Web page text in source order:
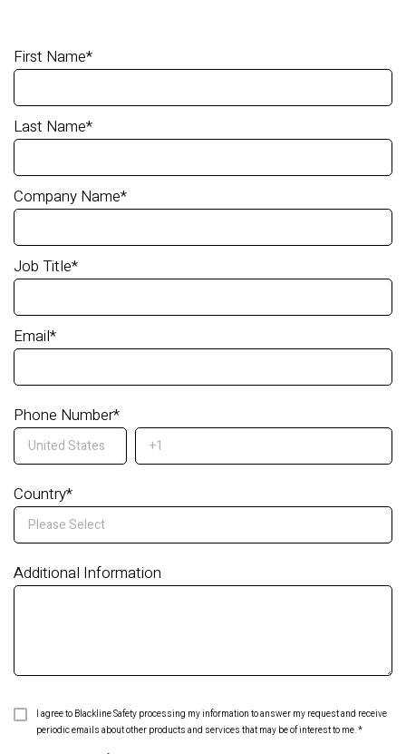
First Name*
Last Name*
Company Name*
Job Title*
Email*
Phone Number*
Country*
Additional Information
I agree to Blackline Safety processing my information to answer my request and receive
periodic emails about other products and services that may be of interest to me.*